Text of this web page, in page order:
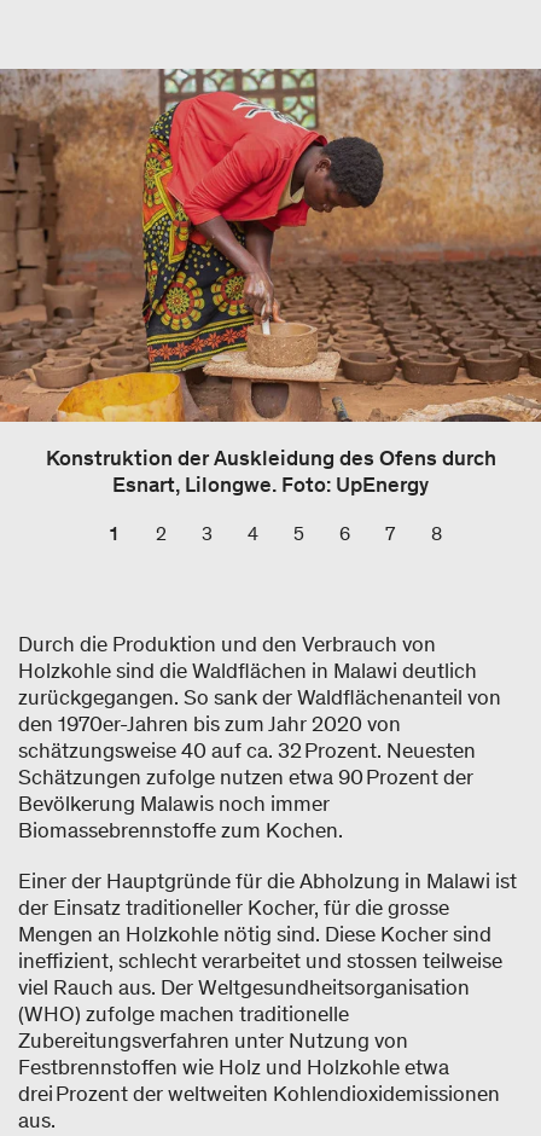
Konstruktion der Auskleidung des Ofens durch
Esnart, Lilongwe. Foto: UpEnergy
1 2 3 4 5 6 7 8
Durch die Produktion und den Verbrauch von
Holzkohle sind die Waldflächen in Malawi deutlich
zurückgegangen. So sank der Waldflächenanteil von
den 1970er-Jahren bis zum Jahr 2020 von
schätzungsweise 40 auf ca. 32 Prozent. Neuesten
Schätzungen zufolge nutzen etwa 90 Prozent der
Bevölkerung Malawis noch immer
Biomassebrennstoffe zum Kochen.
Einer der Hauptgründe für die Abholzung in Malawi ist
der Einsatz traditioneller Kocher, für die grosse
Mengen an Holzkohle nötig sind. Diese Kocher sind
ineffizient, schlecht verarbeitet und stossen teilweise
viel Rauch aus. Der Weltgesundheitsorganisation
(WHO) zufolge machen traditionelle
Zubereitungsverfahren unter Nutzung von
Festbrennstoffen wie Holz und Holzkohle etwa
drei Prozent der weltweiten Kohlendioxidemissionen
aus.